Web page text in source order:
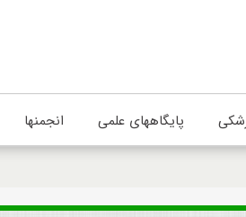
پایگاههای علمی انجمنها